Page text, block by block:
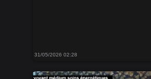
31/05/2026 02:28